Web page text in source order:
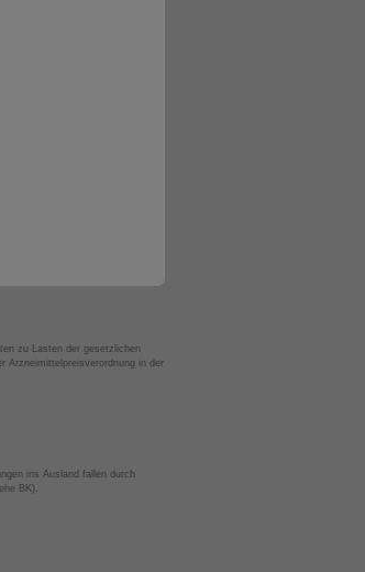
zu Lasten der gesetzlichen
Arzneimittelpreisverordnung in der
ins Ausland fallen durch
BK).